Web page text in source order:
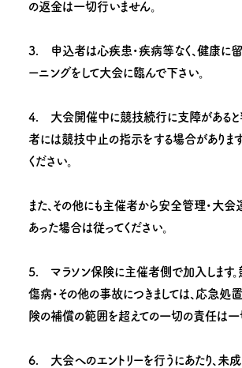
の返金は一切行いません。
3. 申込者は心疾患・疾病等なく、健康に留
ーニングをして大会に臨んで下さい。
4. 大会開催中に競技続行に支障があると
者には競技中止の指示をする場合がありま
ください。
また、その他にも主催者から安全管理・大
あった場合は従ってください。
5. マラソン保険に主催者側で加入します。
傷病・その他の事故につきましては、応急処
険の補償の範囲を超えての一切の責任は一
6. 大会へのエントリーを行うにあたり、未